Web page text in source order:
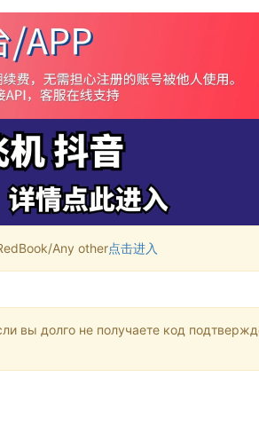
Any other点击进入
вы долго не получаете код